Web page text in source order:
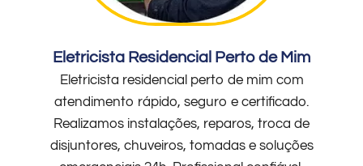
Eletricista Residencial Perto de Mim
Eletricista residencial perto de mim com
atendimento rápido, seguro e certificado.
Realizamos instalações, reparos, troca de
disjuntores, chuveiros, tomadas e soluções